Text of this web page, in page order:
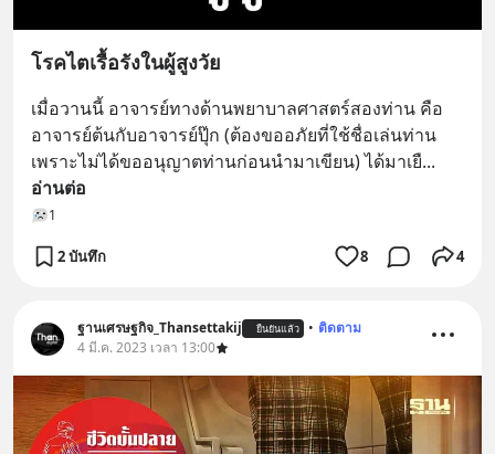
โรคไตเรื้อรังในผู้สูงวัย
เมื่อวานนี้ อาจารย์ทางด้านพยาบาลศาสตร์สองท่าน คือ
อาจารย์ต้นกับอาจารย์ปุ๊ก (ต้องขออภัยที่ใช้ชื่อเล่นท่าน
เพราะไม่ได้ขออนุญาตท่านก่อนนำมาเขียน) ได้มาเยื
อ่านต่อ
1
2 บันทึก 8 4
ฐานเศรษฐกิจ_Thansettakij ยืนยันแล้ว • ติดตาม
4 มี.ค. 2023 เวลา 13:00